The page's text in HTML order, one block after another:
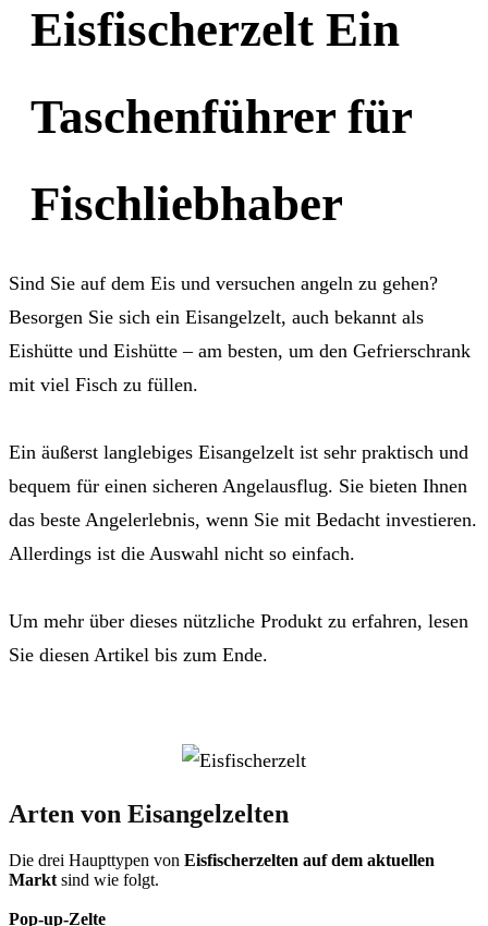
Eisfischerzelt Ein
Taschenführer für
Fischliebhaber
Sind Sie auf dem Eis und versuchen angeln zu gehen?
Besorgen Sie sich ein Eisangelzelt, auch bekannt als
Eishütte und Eishütte – am besten, um den Gefrierschrank
mit viel Fisch zu füllen.
Ein äußerst langlebiges Eisangelzelt ist sehr praktisch und
bequem für einen sicheren Angelausflug. Sie bieten Ihnen
das beste Angelerlebnis, wenn Sie mit Bedacht investieren.
Allerdings ist die Auswahl nicht so einfach.
Um mehr über dieses nützliche Produkt zu erfahren, lesen
Sie diesen Artikel bis zum Ende.
Arten von Eisangelzelten
Die drei Haupttypen von Eisfischerzelten auf dem aktuellen
Markt sind wie folgt.
Pop-up-Zelte